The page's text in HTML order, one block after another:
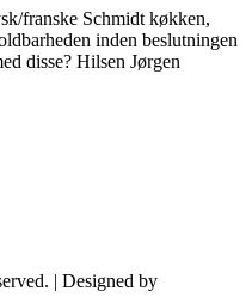
franske Schmidt køkken,
inden beslutningen
disse? Hilsen Jørgen
| Designed by